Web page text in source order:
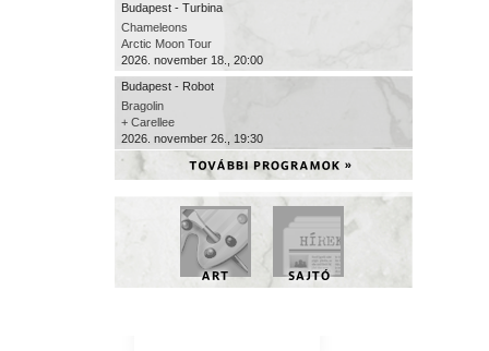
Budapest - Turbina
Chameleons
Arctic Moon Tour
2026. november 18., 20:00
Budapest - Robot
Bragolin
+ Carellee
2026. november 26., 19:30